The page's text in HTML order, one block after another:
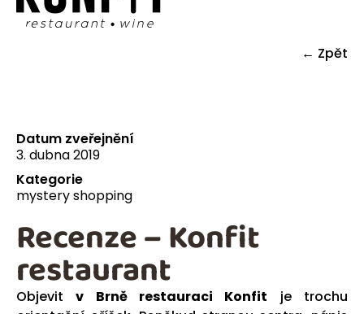
← Zpět
Datum zveřejnění
3. dubna 2019
Kategorie
mystery shopping
Objevitv Brně restauraci Konfit je trochu
Recenze – Konfit
restaurant